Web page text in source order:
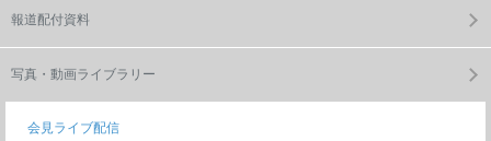
報道配付資料
写真・動画ライブラリー
会見ライブ配信